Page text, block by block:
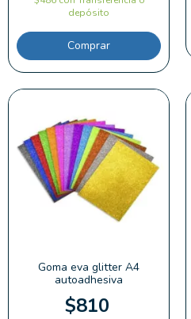
depósito
Goma eva glitter A4
autoadhesiva
$810